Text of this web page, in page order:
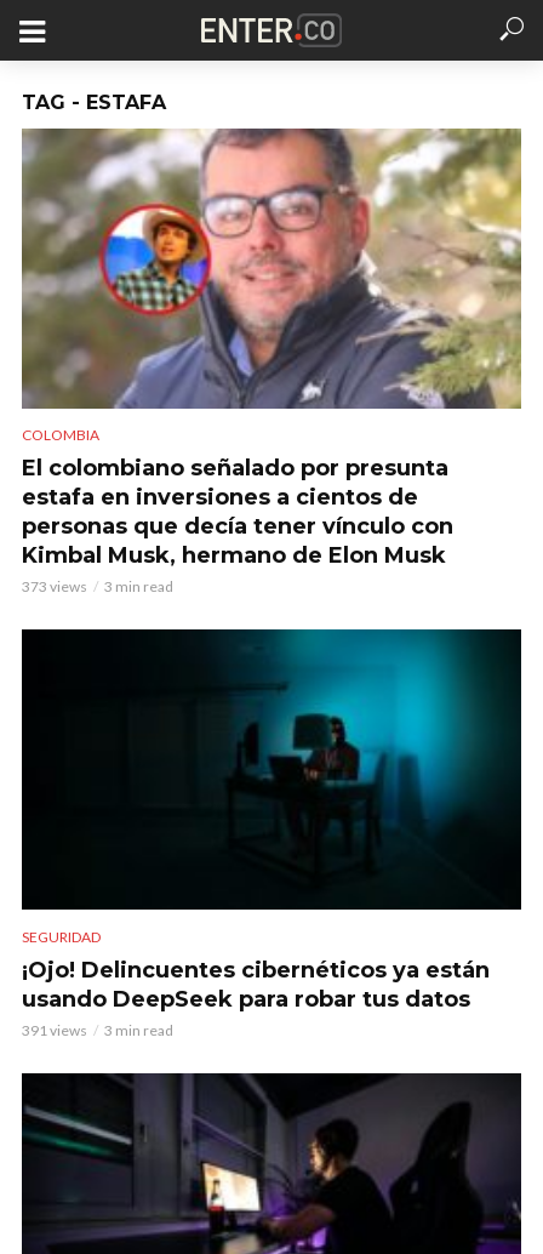
TAG - ESTAFA
COLOMBIA
El colombiano señalado por presunta
estafa en inversiones a cientos de
personas que decía tener vínculo con
Kimbal Musk, hermano de Elon Musk
373 views 3 min read
SEGURIDAD
¡Ojo! Delincuentes cibernéticos ya están
usando DeepSeek para robar tus datos
391 views 3 min read